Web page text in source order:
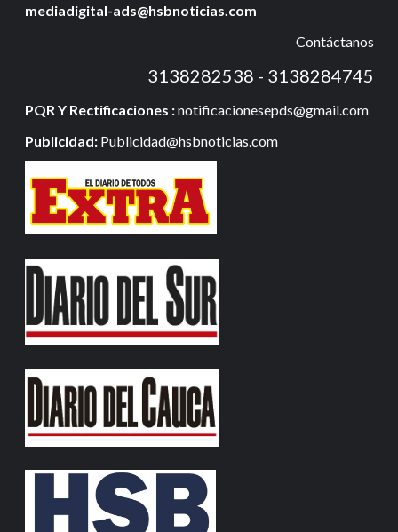
mediadigital-ads@hsbnoticias.com
Contáctanos
3138282538 - 3138284745
PQR Y Rectificaciones :notificacionesepds@gmail.com
Publicidad: Publicidad@hsbnoticias.com